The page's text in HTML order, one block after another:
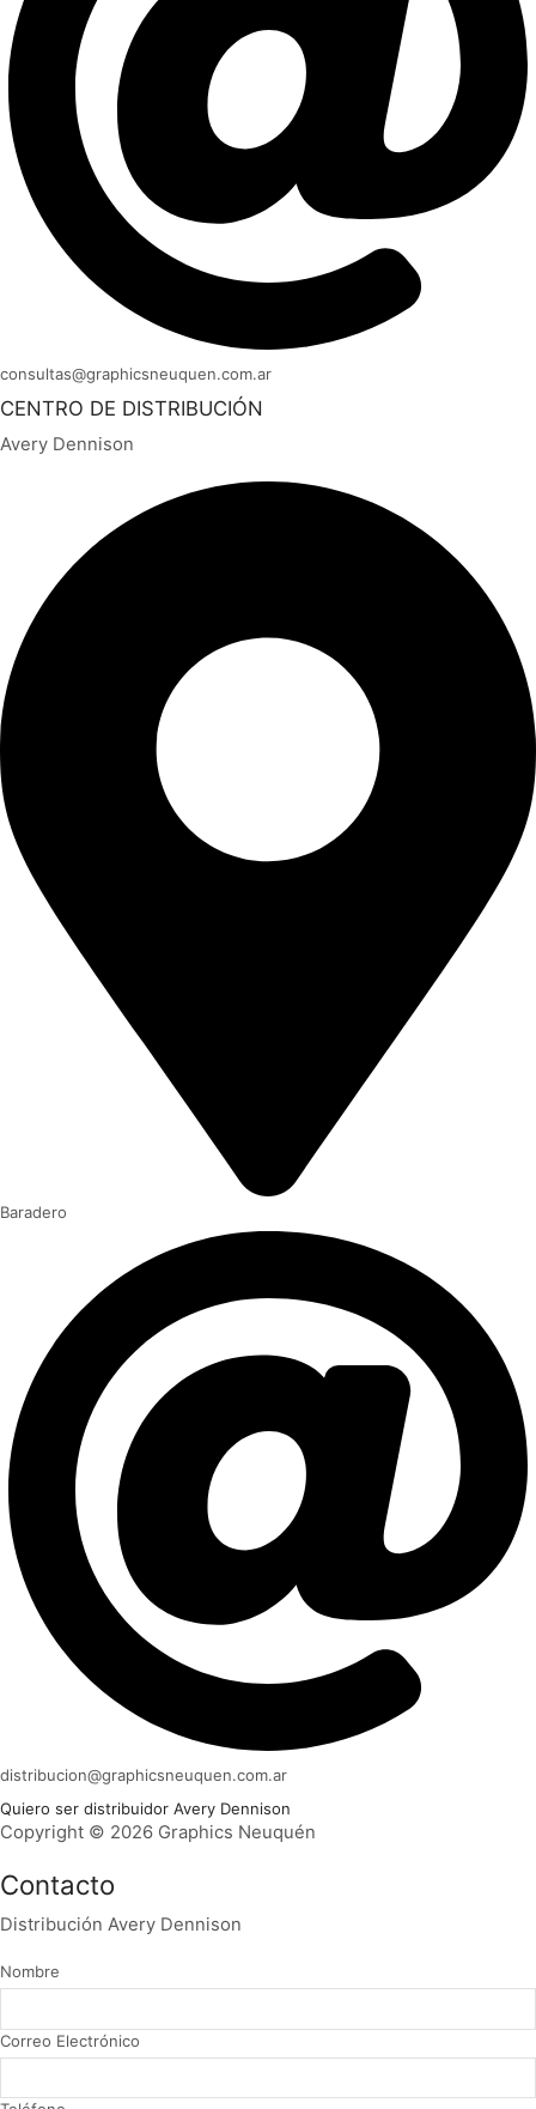
consultas@graphicsneuquen.com.ar
CENTRO DE DISTRIBUCIÓN
Avery Dennison
Baradero
distribucion@graphicsneuquen.com.ar
Quiero ser distribuidor Avery Dennison
Copyright © 2026 Graphics Neuquén
Contacto
Distribución Avery Dennison
Nombre
Correo Electrónico